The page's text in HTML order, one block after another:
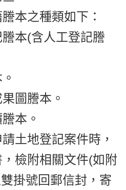
本之種類如下：
謄本(含人工登記謄
圖謄本。
本。
土地登記案件時，
檢附相關文件(如附
掛號回郵信封，寄